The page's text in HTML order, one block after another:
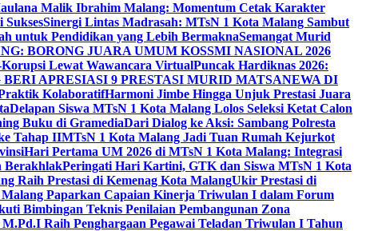
Malik Ibrahim Malang: Momentum Cetak Karakter
Sinergi Lintas Madrasah: MTsN 1 Kota Malang Sambut
untuk Pendidikan yang Lebih BermaknaSemangat Murid
BORONG JUARA UMUM KOSSMI NASIONAL 2026
Lewat Wawancara VirtualPuncak Hardiknas 2026:
APRESIASI 9 PRESTASI MURID MATSANEWA DI
KolaboratifHarmoni Jimbe Hingga Unjuk Prestasi Juara
Delapan Siswa MTsN 1 Kota Malang Lolos Seleksi Ketat Calon
Buku di GramediaDari Dialog ke Aksi: Sambang Polresta
Tahap IIMTsN 1 Kota Malang Jadi Tuan Rumah Kejurkot
Hari Pertama UM 2026 di MTsN 1 Kota Malang: Integrasi
BerakhlakPeringati Hari Kartini, GTK dan Siswa MTsN 1 Kota
Raih Prestasi di Kemenag Kota MalangUkir Prestasi di
Paparkan Capaian Kinerja Triwulan I dalam Forum
Bimbingan Teknis Penilaian Pembangunan Zona
Raih Penghargaan Pegawai Teladan Triwulan I Tahun